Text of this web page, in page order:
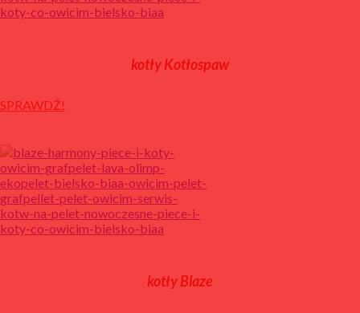
kotły Kotłospaw
SPRAWDŹ!
kotły Blaze